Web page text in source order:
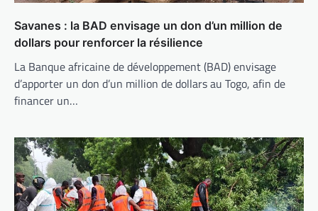
Savanes : la BAD envisage un don d’un million de
dollars pour renforcer la résilience
La Banque africaine de développement (BAD) envisage
d’apporter un don d’un million de dollars au Togo, afin de
financer un…